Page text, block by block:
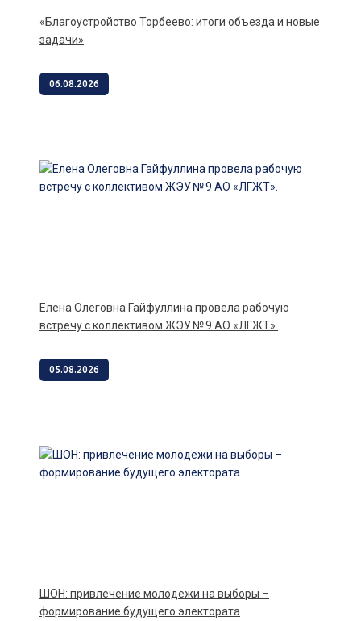
«Благоустройство Торбеево: итоги объезда и новые
задачи»
06.08.2026
Елена Олеговна Гайфуллина провела рабочую
встречу с коллективом ЖЭУ № 9 АО «ЛГЖТ».
05.08.2026
ШОН: привлечение молодежи на выборы –
формирование будущего электората